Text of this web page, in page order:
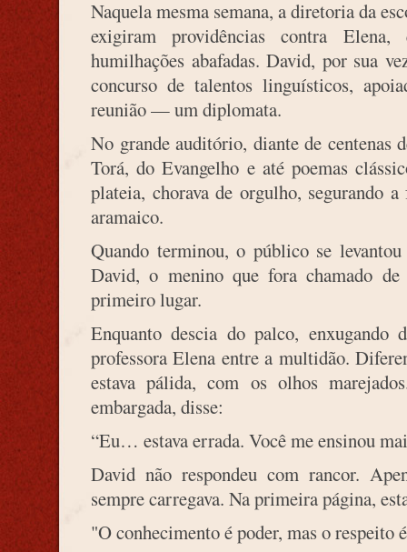
Naquela mesma semana, a diretoria da
exigiram providências contra
humilhações abafadas. David, por sua
concurso de talentos linguísticos,
reunião — um diplomata.
No grande auditório, diante de centenas
Torá, do Evangelho e até poemas
plateia, chorava de orgulho, segurando
aramaico.
Quando terminou, o público se
David, o menino que fora chamado de
primeiro lugar.
Enquanto descia do palco, enxugando
professora Elena entre a multidão.
estava pálida, com os olhos
embargada, disse:
“Eu… estava errada. Você me ensinou
David não respondeu com rancor.
sempre carregava. Na primeira página,
"O conhecimento é poder, mas o respeito